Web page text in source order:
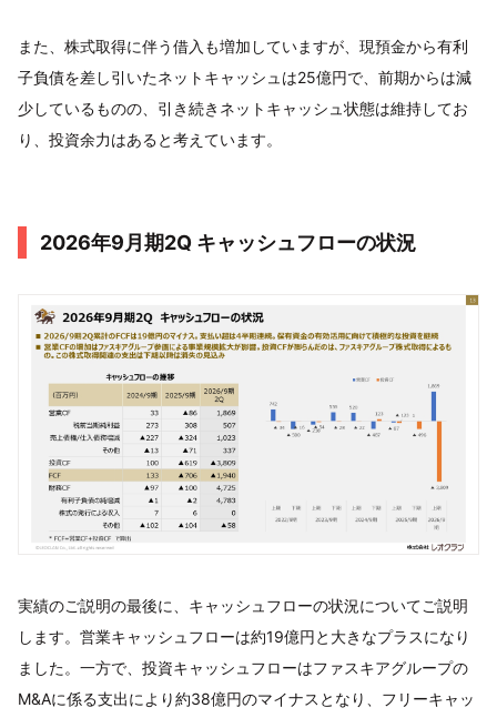
また、株式取得に伴う借入も増加していますが、現預金から有利
子負債を差し引いたネットキャッシュは25億円で、前期からは減
少しているものの、引き続きネットキャッシュ状態は維持してお
り、投資余力はあると考えています。
2026年9月期2Q キャッシュフローの状況
実績のご説明の最後に、キャッシュフローの状況についてご説明
します。営業キャッシュフローは約19億円と大きなプラスになり
ました。一方で、投資キャッシュフローはファスキアグループの
M&Aに係る支出により約38億円のマイナスとなり、フリーキャッ